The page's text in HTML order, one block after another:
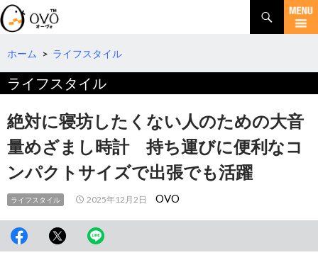
検
索
コ
テ
ツ
へ
動
ホーム > ライフスタイル
ライフスタイル
絶対に寝坊したくない人のための大音
量めざまし時計 持ち運びに便利なコ
ンパクトサイズで出張でも活躍
ライフスタイル 2025年12月2日 OVO